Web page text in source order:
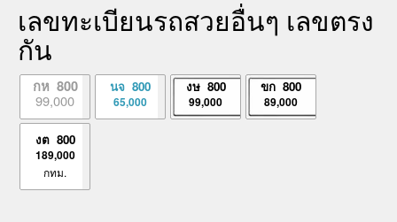
เลขทะเบียนรถสวยอื่นๆ เลขตรง
กัน
กห 800
99,000
นจ 800
65,000
งษ 800
99,000
ขก 800
89,000
งต 800
189,000
กทม.